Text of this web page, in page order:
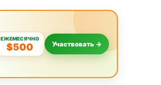
ЕЖЕМЕСЯЧНО
$500 Участвовать →